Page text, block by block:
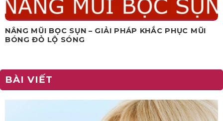
NÂNG MŨI BỌC SỤN – GIẢI PHÁP KHẮC PHỤC MŨI
BÓNG ĐỎ LỘ SÓNG
BÀI VIẾT